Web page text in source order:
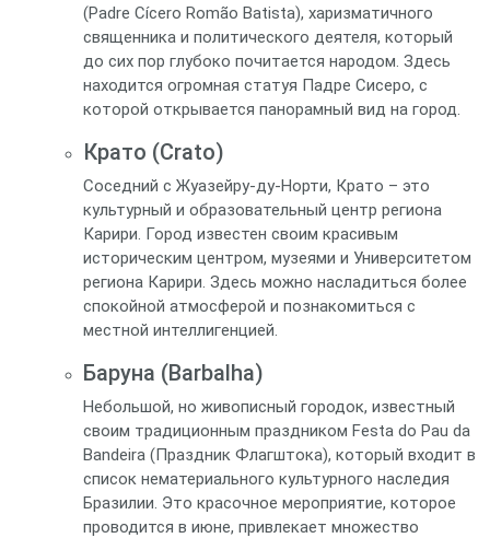
(Padre Cícero Romão Batista), харизматичного
священника и политического деятеля, который
до сих пор глубоко почитается народом. Здесь
находится огромная статуя Падре Сисеро, с
которой открывается панорамный вид на город.
Крато (Crato)
Соседний с Жуазейру-ду-Норти, Крато – это
культурный и образовательный центр региона
Карири. Город известен своим красивым
историческим центром, музеями и Университетом
региона Карири. Здесь можно насладиться более
спокойной атмосферой и познакомиться с
местной интеллигенцией.
Баруна (Barbalha)
Небольшой, но живописный городок, известный
своим традиционным праздником Festa do Pau da
Bandeira (Праздник Флагштока), который входит в
список нематериального культурного наследия
Бразилии. Это красочное мероприятие, которое
проводится в июне, привлекает множество